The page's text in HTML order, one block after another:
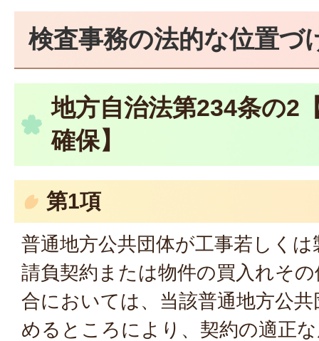
検査事務の法的な位置づ
地方自治法第234条の2
確保】
第1項
普通地方公共団体が工事若しく
請負契約または物件の買入れそ
合においては、当該普通地方公
めるところにより、契約の適正